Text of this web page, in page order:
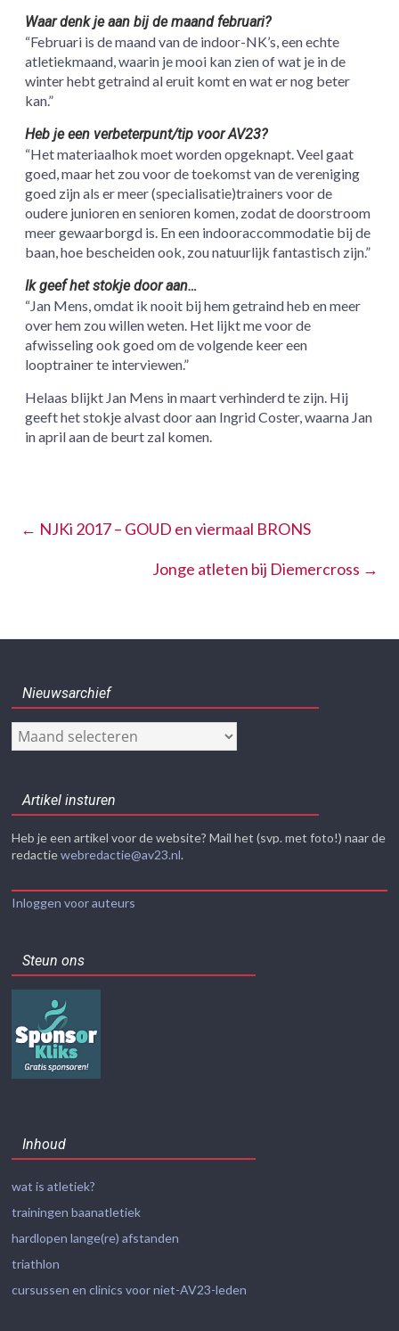
Waar denk je aan bij de maand februari?
“Februari is de maand van de indoor-NK’s, een echte
atletiekmaand, waarin je mooi kan zien of wat je in de
winter hebt getraind al eruit komt en wat er nog beter
kan.”
Heb je een verbeterpunt/tip voor AV23?
“Het materiaalhok moet worden opgeknapt. Veel gaat
goed, maar het zou voor de toekomst van de vereniging
goed zijn als er meer (specialisatie)trainers voor de
oudere junioren en senioren komen, zodat de doorstroom
meer gewaarborgd is. En een indooraccommodatie bij de
baan, hoe bescheiden ook, zou natuurlijk fantastisch zijn.”
Ik geef het stokje door aan…
“Jan Mens, omdat ik nooit bij hem getraind heb en meer
over hem zou willen weten. Het lijkt me voor de
afwisseling ook goed om de volgende keer een
looptrainer te interviewen.”
Helaas blijkt Jan Mens in maart verhinderd te zijn. Hij
geeft het stokje alvast door aan Ingrid Coster, waarna Jan
in april aan de beurt zal komen.
← NJKi 2017 – GOUD en viermaal BRONS
Jonge atleten bij Diemercross →
Nieuwsarchief
Nieuwsarchief
Artikel insturen
Heb je een artikel voor de website? Mail het (svp. met foto!) naar de
redactiewebredactie@av23.nl.
Inloggen voor auteurs
Steun ons
Inhoud
wat is atletiek?
trainingen baanatletiek
hardlopen lange(re) afstanden
triathlon
cursussen en clinics voor niet-AV23-leden